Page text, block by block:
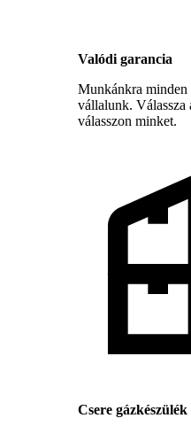
Valódi garancia
Munkánkra minden
vállalunk. Válassza
válasszon minket.
Csere gázkészülék